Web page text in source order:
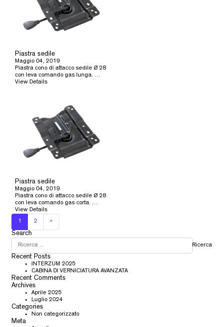
Piastra sedile
Maggio 04, 2019
Piastra cono di attacco sedile Ø 28
con leva comando gas lunga. …
View Details
Piastra sedile
Maggio 04, 2019
Piastra cono di attacco sedile Ø 28
con leva comando gas corta. …
View Details
1
2 »
Search
Ricerca
Recent Posts
INTERZUM 2025
CABINA DI VERNICIATURA AVANZATA
Recent Comments
Archives
Aprile 2025
Luglio 2024
Categories
Non categorizzato
Meta